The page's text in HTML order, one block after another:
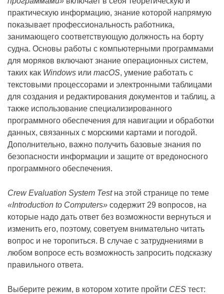
практическую информацию, знание которой напрямую
показывает профессиональность работника,
занимающего соответствующую должность на борту
судна. Основы работы с компьютерными программами
для моряков включают знание операционных систем,
таких как Windows или macOS, умение работать с
текстовыми процессорами и электронными таблицами
для создания и редактирования документов и таблиц, а
также использование специализированного
программного обеспечения для навигации и обработки
данных, связанных с морскими картами и погодой.
Дополнительно, важно получить базовые знания по
безопасности информации и защите от вредоносного
программного обеспечения.
Crew Evaluation System Testна этой странице по теме
«Introduction to Computers» содержит 29 вопросов, на
которые надо дать ответ без возможности вернуться и
изменить его, поэтому, советуем внимательно читать
вопрос и не торопиться. В случае с затруднениями в
любом вопросе есть возможность запросить подсказку
правильного ответа.
Выберите режим, в котором хотите пройти CES тест: